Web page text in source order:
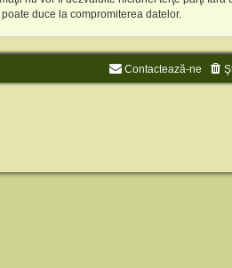
duce la compromiterea datelor.
Contactează-ne